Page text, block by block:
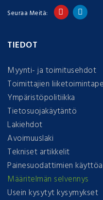
Seuraa Meitä:
TIEDOT
Myynti- ja toimitusehdot
Toimittajien
Ympäristöpolitiikka
Tietosuojakäytäntö
Lakiehdot
Avoimuuslaki
Tekniset artikkelit
Painesuodattimien
Määritelmän selvennys
Usein kysytyt kysymykset